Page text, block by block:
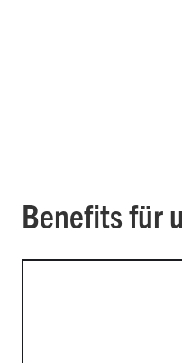
Benefits für